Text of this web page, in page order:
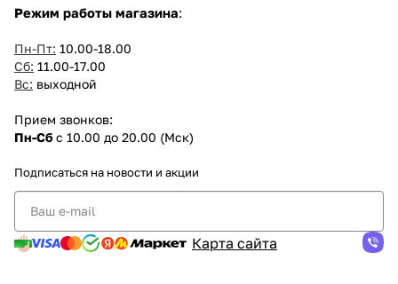
Режим работы магазина:
Пн-Пт: 10.00-18.00
Сб: 11.00-17.00
Вс: выходной
Прием звонков:
Пн-Сб с 10.00 до 20.00 (Мск)
Подписаться на новости и акции
Карта сайта